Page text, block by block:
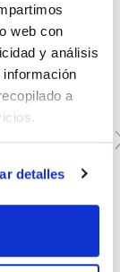
web con
y análisis
a
detalles
con 3